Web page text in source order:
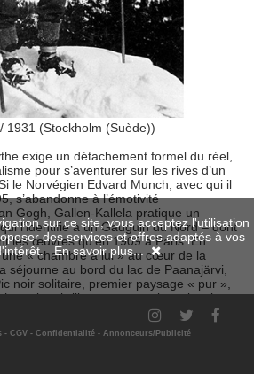
1931 (Stockholm (Suède))
exige un détachement formel du réel,
pour s’aventurer sur les rives d’un
le Norvégien Edvard Munch, avec qui il
s’abandonne à l’émotivité
Gogh, Gallen-Kallela pratique un
l’identifie à un Gauguin du Nord – dont
les œuvres qu’en 1909 à Paris. En
« chambre à lui » au cœur de la
séjourne au bord du lac de Paanajärvi,
noir solitaire, premier paysage « pur »,
brillamment acquis en janvier
Après avoir contracté le paludisme
peintre va se reposer au bord du lac
entièrement à la peinture de paysage.
- CGV - Confidentialité - Annonceurs/Publicité
sur ce site, vous acceptez l'utilisation
des services et offres adaptés à vos
En savoir plus...